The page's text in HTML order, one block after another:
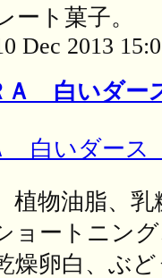
ート菓子。
Dec 2013
Ａ 白いダ
物油脂、乳
ョートニン
燥卵白、ぶ